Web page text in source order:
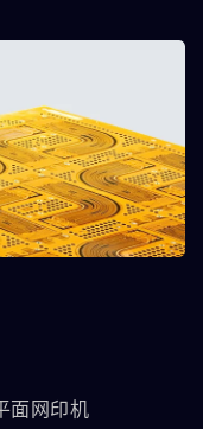
面网印机